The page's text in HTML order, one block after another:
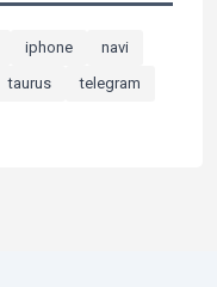
iphone
navi
taurus
telegram